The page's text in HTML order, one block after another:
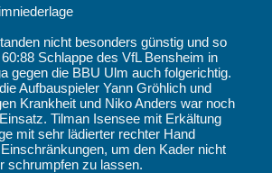
nicht besonders günstig und so
Schlappe des VfL Bensheim in
gegen die BBU Ulm auch folgerichtig.
Aufbauspieler Yann Gröhlich und
Krankheit und Niko Anders war noch
Tilman Isensee mit Erkältung
mit sehr lädierter rechter Hand
um den Kader nicht
schrumpfen zu lassen.